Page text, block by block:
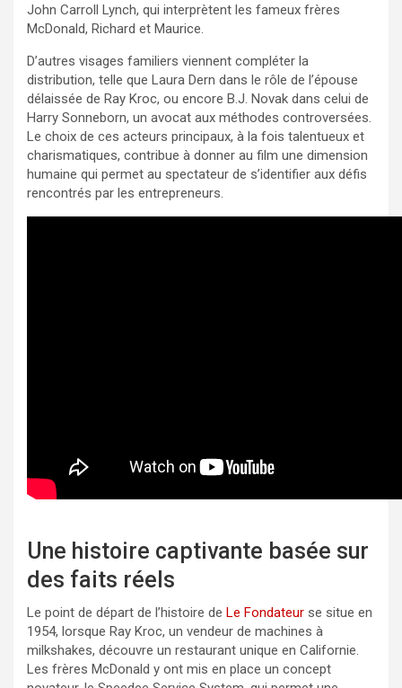
John Carroll Lynch, qui interprètent les fameux frères
McDonald, Richard et Maurice.
D’autres visages familiers viennent compléter la
distribution, telle que Laura Dern dans le rôle de l’épouse
délaissée de Ray Kroc, ou encore B.J. Novak dans celui de
Harry Sonneborn, un avocat aux méthodes controversées.
Le choix de ces acteurs principaux, à la fois talentueux et
charismatiques, contribue à donner au film une dimension
humaine qui permet au spectateur de s’identifier aux défis
rencontrés par les entrepreneurs.
Une histoire captivante basée sur
des faits réels
Le point de départ de l’histoire de Le Fondateur se situe en
1954, lorsque Ray Kroc, un vendeur de machines à
milkshakes, découvre un restaurant unique en Californie.
Les frères McDonald y ont mis en place un concept